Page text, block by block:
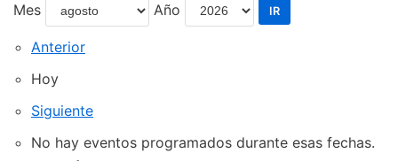
Mes
Año
Anterior
Hoy
Siguiente
No hay eventos programados durante esas fechas.